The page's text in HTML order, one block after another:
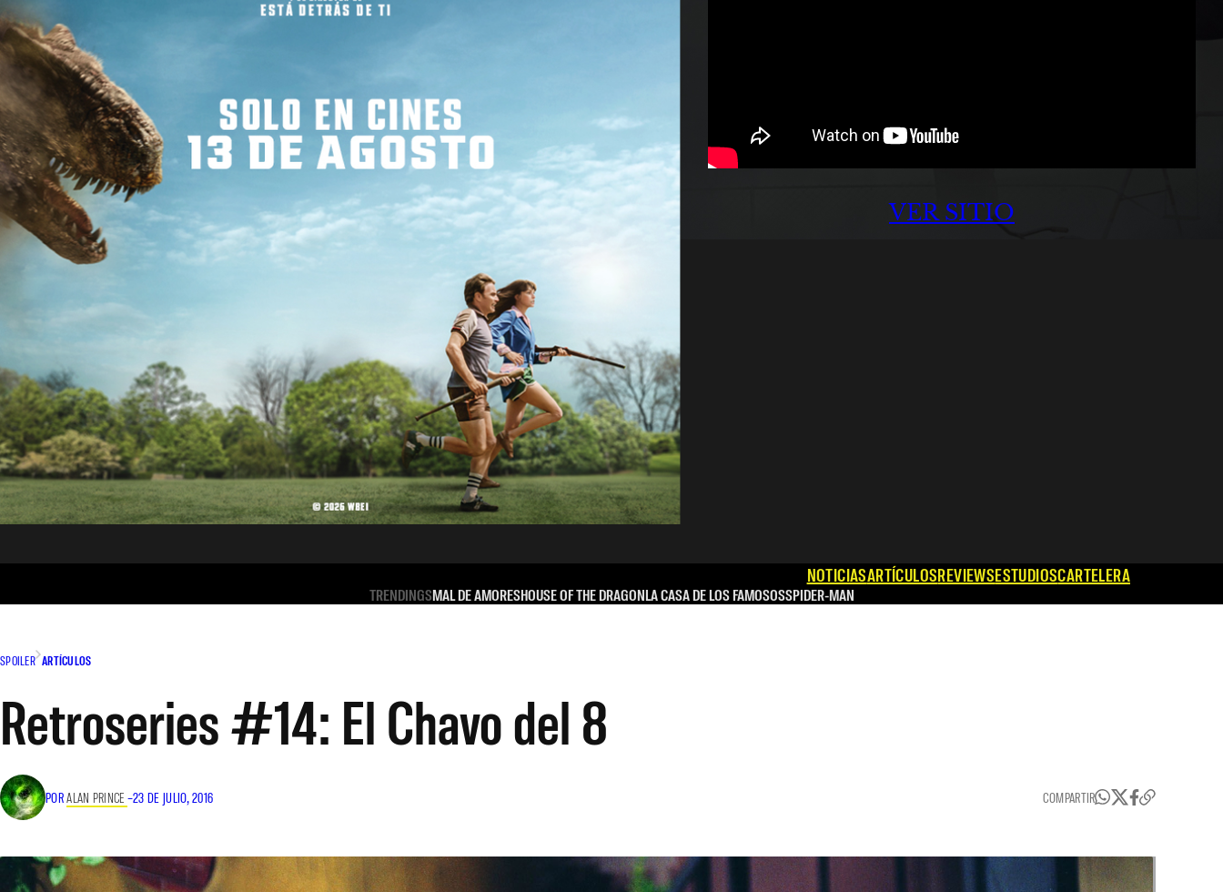
VER SITIO
NOTICIASARTÍCULOSREVIEWSESTUDIOSCARTELERA
TRENDINGSMAL DE AMORESHOUSE OF THE DRAGONLA CASA DE LOS FAMOSOSSPIDER-MAN
SPOILER ARTÍCULOS
Retroseries #14: El Chavo del 8
PORALAN PRINCE –23 DE JULIO, 2016 COMPARTIR